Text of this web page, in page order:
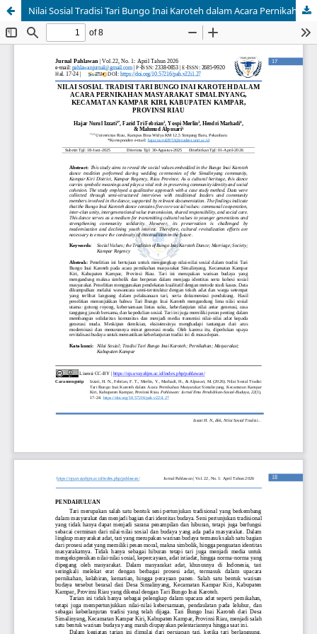
Nilai Sosial Tradisi Tari Bungo Inai Karoteh dalam Acara Pernikahan Masyarakat Simalinyang, Kecamatan Kampar Kiri, Kabupaten Kampar, Provinsi Riau